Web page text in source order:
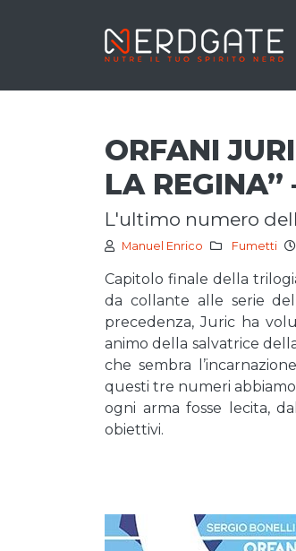
ORFANI
LA REGINA”
l'ultimo numero
Manuel Enrico Fumetti
Capitolo finale della
da collante alle serie
precedenza, Juric ha
animo della salvatrice
che sembra
questi tre numeri
ogni arma fosse lecita,
obiettivi.